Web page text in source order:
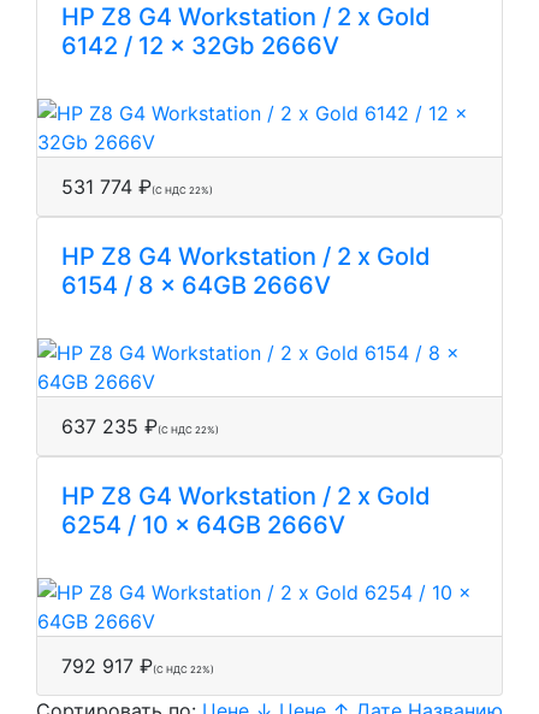
HP Z8 G4 Workstation / 2 x Gold
6142 / 12 x 32Gb 2666V
531 774 ₽(С НДС 22%)
HP Z8 G4 Workstation / 2 x Gold
6154 / 8 x 64GB 2666V
637 235 ₽(С НДС 22%)
HP Z8 G4 Workstation / 2 x Gold
6254 / 10 x 64GB 2666V
792 917 ₽(С НДС 22%)